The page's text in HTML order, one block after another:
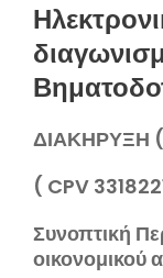
ΔΙΑΚΗΡΥΞΗ
( CPV
Συνοπτική
οικονομικού